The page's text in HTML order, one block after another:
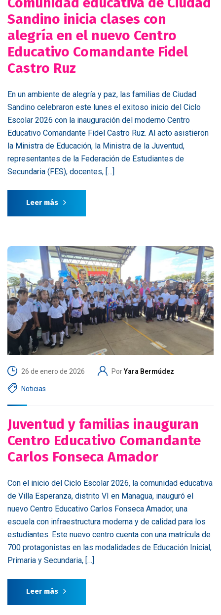
Sandino inicia clases con
alegría en el nuevo Centro
Educativo Comandante Fidel
Castro Ruz
En un ambiente de alegría y paz, las familias de Ciudad
Sandino celebraron este lunes el exitoso inicio del Ciclo
Escolar 2026 con la inauguración del moderno Centro
Educativo Comandante Fidel Castro Ruz. Al acto asistieron
la Ministra de Educación, la Ministra de la Juventud,
representantes de la Federación de Estudiantes de
Secundaria (FES), docentes, […]
Leer más
26 de enero de 2026 PorYara Bermúdez
Noticias
Juventud y familias inauguran
Centro Educativo Comandante
Carlos Fonseca Amador
Con el inicio del Ciclo Escolar 2026, la comunidad educativa
de Villa Esperanza, distrito VI en Managua, inauguró el
nuevo Centro Educativo Carlos Fonseca Amador, una
escuela con infraestructura moderna y de calidad para los
estudiantes. Este nuevo centro cuenta con una matrícula de
700 protagonistas en las modalidades de Educación Inicial,
Primaria y Secundaria, […]
Leer más